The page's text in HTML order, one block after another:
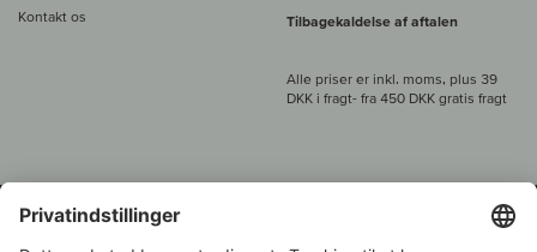
Kontakt os
Tilbagekaldelse af aftalen
Alle priser er inkl. moms, plus 39
DKK i fragt- fra 450 DKK gratis fragt
Kundeservice: